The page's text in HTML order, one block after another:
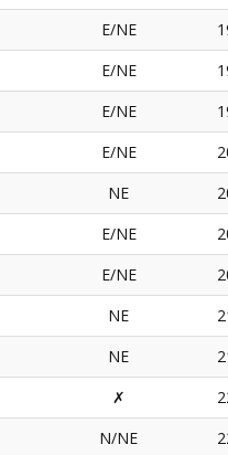
E/NE
E/NE
E/NE
E/NE
NE
E/NE
E/NE
NE
NE
✗
N/NE